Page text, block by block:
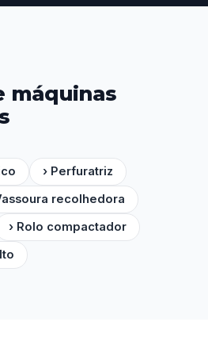
máquinas
› Perfuratriz
recolhedora
› Rolo compactador